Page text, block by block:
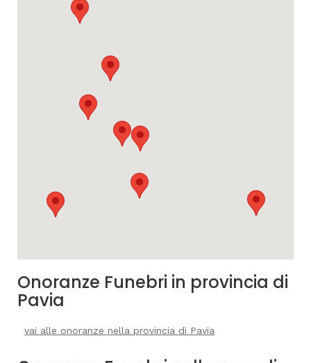
Onoranze Funebri in provincia di
Pavia
vai alle onoranze nella provincia di Pavia